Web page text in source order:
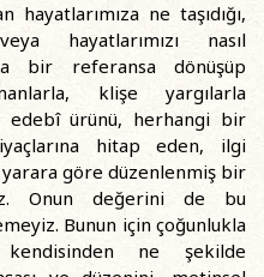
ne taşıdığı,
hayatlarımızı nasıl
bir referansa dönüşüp
klişe yargılarla
edebî ürünü, herhangi bir
hitap eden, ilgi
göre düzenlenmiş bir
Onun değerini de bu
Bunun için çoğunlukla
ne şekilde